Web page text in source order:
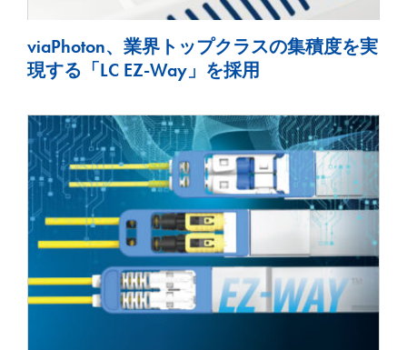
viaPhoton、業界トップクラスの集積度を実
現する「LC EZ-Way」を採用